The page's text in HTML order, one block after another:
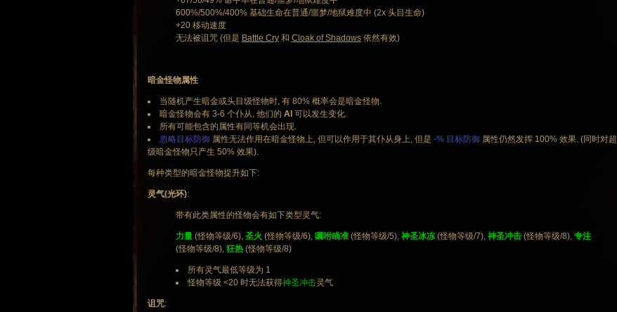
600%/500%/400% 基础生命在普通/噩梦/地狱难度中 (2x 头目生命)
+20 移动速度
无法被诅咒 (但是 Battle Cry和 Cloak of Shadows依然有效)
暗金怪物属性
当随机产生暗金或头目级怪物时, 有 80% 概率会是暗金怪物.
暗金怪物会有 3-6 个仆从, 他们的 AI 可以发生变化.
所有可能包含的属性有同等机会出现.
忽略目标防御属性无法作用在暗金怪物上, 但可以作用于其仆从身上, 但是 -% 目标防御属性仍然发挥 100% 效果. (同时对超
级暗金怪物只产生 50% 效果).
每种类型的暗金怪物提升如下:
灵气(光环):
带有此类属性的怪物会有如下类型灵气:
力量(怪物等级/6), 圣火 (怪物等级/6), 嘱咐瞄准(怪物等级/5), 神圣冰冻(怪物等级/7), 神圣冲击(怪物等级/8), 专注
(怪物等级/8), 狂热(怪物等级/8)
所有灵气最低等级为 1
怪物等级 <20 时无法获得神圣冲击灵气
诅咒: